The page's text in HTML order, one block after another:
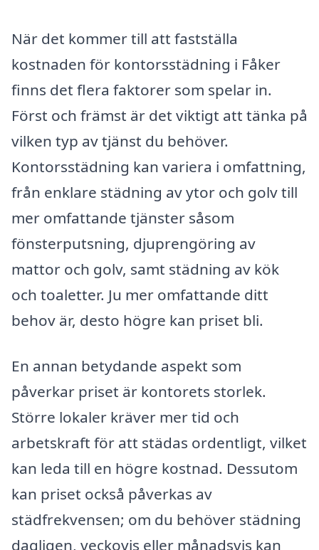
När det kommer till att fastställa
kostnaden för kontorsstädning i Fåker
finns det flera faktorer som spelar in.
Först och främst är det viktigt att tänka på
vilken typ av tjänst du behöver.
Kontorsstädning kan variera i omfattning,
från enklare städning av ytor och golv till
mer omfattande tjänster såsom
fönsterputsning, djuprengöring av
mattor och golv, samt städning av kök
och toaletter. Ju mer omfattande ditt
behov är, desto högre kan priset bli.
En annan betydande aspekt som
påverkar priset är kontorets storlek.
Större lokaler kräver mer tid och
arbetskraft för att städas ordentligt, vilket
kan leda till en högre kostnad. Dessutom
kan priset också påverkas av
städfrekvensen; om du behöver städning
dagligen, veckovis eller månadsvis kan